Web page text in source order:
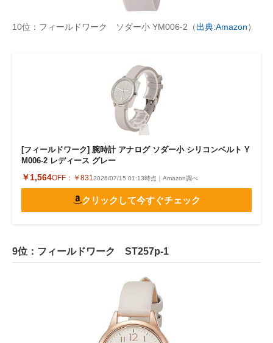
10位：フィールドワーク ソダー小 YM006-2（出典:Amazon）
[フィールドワーク] 腕時計 アナログ ソダー小 シリコンベルト Y
M006-2 レディース グレー
￥1,564OFF： ￥8312026/07/15 01:13時点｜Amazon調べ
クリックして今すぐチェック
9位：フィールドワーク ST257p-1